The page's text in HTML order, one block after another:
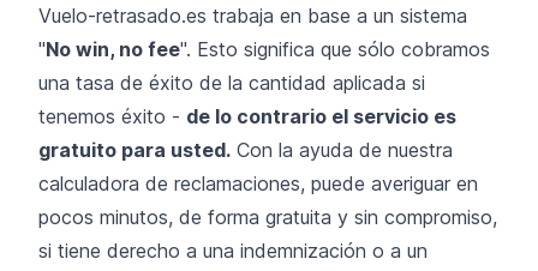
Vuelo-retrasado.es trabaja en base a un sistema
"No win, no fee". Esto significa que sólo cobramos
una tasa de éxito de la cantidad aplicada si
tenemos éxito - de lo contrario el servicio es
gratuito para usted. Con la ayuda de nuestra
calculadora de reclamaciones, puede averiguar en
pocos minutos, de forma gratuita y sin compromiso,
si tiene derecho a una indemnización o a un